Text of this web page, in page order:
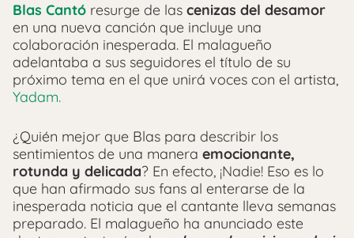
Blas Cantó resurge de las cenizas del desamor
en una nueva canción que incluye una
colaboración inesperada. El malagueño
adelantaba a sus seguidores el título de su
próximo tema en el que unirá voces con el artista,
Yadam.
¿Quién mejor que Blas para describir los
sentimientos de una manera emocionante,
rotunda y delicada? En efecto, ¡Nadie! Eso es lo
que han afirmado sus fans al enterarse de la
inesperada noticia que el cantante lleva semanas
preparado. El malagueño ha anunciado este